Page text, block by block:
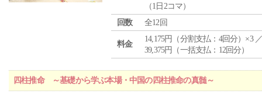
（1日2コマ）
回数
全12回
料金
14,175円（分割支払：4回分）×3
39,375円（一括支払：12回分）
四柱推命 ～基礎から学ぶ本場・中国の四柱推命の真髄～